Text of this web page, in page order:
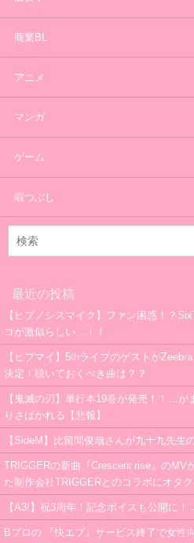
商業BL
アニメ
マンガ
ゲーム
暇つぶし
最近の投稿
【ヒプノシスマイク】ファン困惑！？
ゴが激似らしい…！！
【ヒプマイ】5thライブのゲストが
決定！聴いておくべき曲は？？
【鬼滅の刃】単行本19巻が発売！！…が
りさばかれる【悲報】
【SideM】比留間俊哉さんが九十九先生
TRIGGERの新曲『Crescent rise』のMV
た制作会社TRIGGERとのコラボにオタ
【A3!】祝3周年！記念ボイスも公開に
Bプロの 『快エブ』サービス終了で女性